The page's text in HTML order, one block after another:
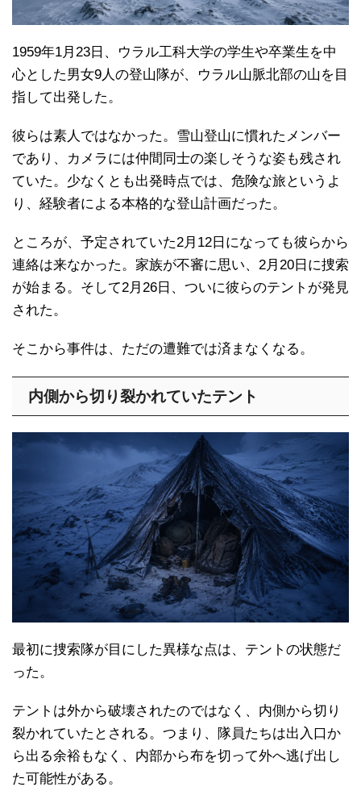
1959年1月23日、ウラル工科大学の学生や卒業生を中
心とした男女9人の登山隊が、ウラル山脈北部の山を目
指して出発した。
彼らは素人ではなかった。雪山登山に慣れたメンバー
であり、カメラには仲間同士の楽しそうな姿も残され
ていた。少なくとも出発時点では、危険な旅というよ
り、経験者による本格的な登山計画だった。
ところが、予定されていた2月12日になっても彼らから
連絡は来なかった。家族が不審に思い、2月20日に捜索
が始まる。そして2月26日、ついに彼らのテントが発見
された。
そこから事件は、ただの遭難では済まなくなる。
内側から切り裂かれていたテント
最初に捜索隊が目にした異様な点は、テントの状態だ
った。
テントは外から破壊されたのではなく、内側から切り
裂かれていたとされる。つまり、隊員たちは出入口か
ら出る余裕もなく、内部から布を切って外へ逃げ出し
た可能性がある。